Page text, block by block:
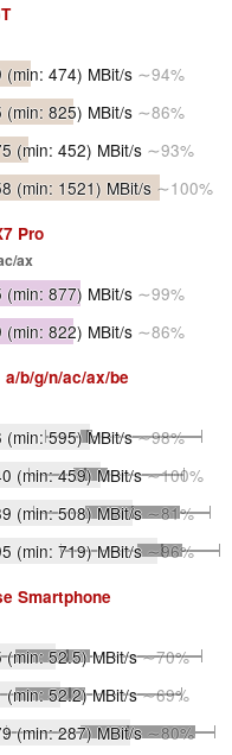
(min: 474) MBit/s ∼94%
(min: 825) MBit/s ∼86%
(min: 452) MBit/s ∼93%
(min: 1521) MBit/s ∼100%
Pro
ax
(min: 877) MBit/s ∼99%
(min: 822) MBit/s ∼86%
a/​b/​g/​n/​ac/​ax/​be
(min: 595)MBit/s∼98%
(min: 459)MBit/s∼100%
(min: 508)MBit/s∼81%
(min: 719)MBit/s∼96%
Smartphone
(min: 52.5)MBit/s∼70%
(min: 52.2)MBit/s∼69%
(min: 287)MBit/s∼80%